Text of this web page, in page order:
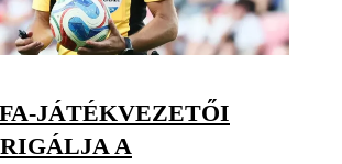
JÁTÉKVEZETŐI
A